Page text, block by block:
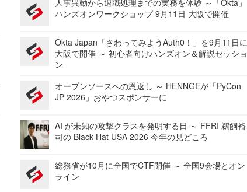
ハンズオンワークショップ 9月11日 大阪で開催
Okta Japan「さわってみようAuth0！」を9月11日に
大阪で開催 ～ 初心者向けハンズオン＆解説セッショ
ン
オープンソースへの恩返し ～ HENNGEが「PyCon
JP 2026」おやつスポンサーに
AI が未知の攻撃クラスを発明する日 ～ FFRI 鵜飼裕
司の Black Hat USA 2026 今年の見どころ
総務省が10月に全国でCTF開催 ～ 全国9会場とオン
ライン